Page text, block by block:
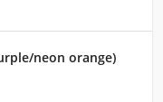
neon orange)